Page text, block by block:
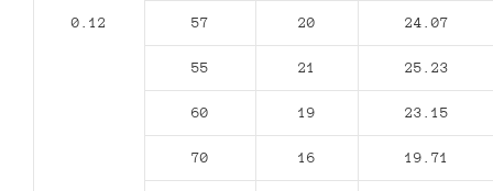
0.12 57 20 24.07
55 21 25.23
60 19 23.15
70 16 19.71